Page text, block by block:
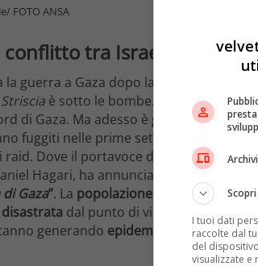
FOTO ANSA
conflitto tra Israele-Hamas:
guerra a Gaza dopo la rottura della
Striscia è sotto le bombe. Qui i
di Gaza. Ma adesso è guerra totale. A
fuggiti nelle prime settimane di guerra
Dove il portavoce dell’
Unicefha
Hagari, ha annunciato che l’esercito
Gaza”. La popolazione locale è stata “
disastrata dal punto di vista umanitario,
generando epidemie
I tuoi dati
raccolte dal
del
visualizzate e